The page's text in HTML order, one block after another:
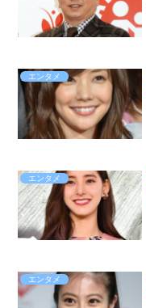
エンタメ
エンタメ
エンタメ